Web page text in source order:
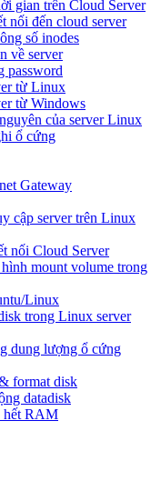
gian trên Cloud Server
nối đến cloud server
số inodes
về server
password
từ Linux
từ Windows
của server Linux
ổ cứng
Gateway
cập server trên Linux
nối Cloud Server
mount volume trong
Linux
trong Linux server
dung lượng ổ cứng
format disk
datadisk
hết RAM